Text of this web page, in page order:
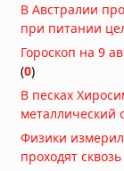
В Австралии
при питании
Гороскоп на 9
(0)
В песках
металлический
Физики
проходят